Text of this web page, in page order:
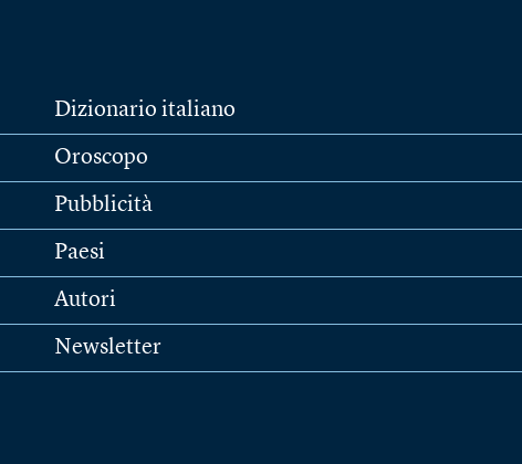
Dizionario italiano
Oroscopo
Pubblicità
Paesi
Autori
Newsletter